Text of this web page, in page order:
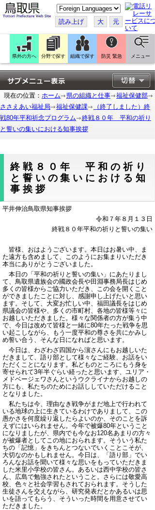
こ
の
ペ
ー
ジ
翻
訳
す
る
読み上げ 大 元
県外の方へ 分野で探す 組織で探す 防災 緊急 メニュー
現在の位置： ホーム 県の組織と仕事
福祉保健部
ささえあい福祉局
福祉保健課
（終了しました）終
戦80年平和祈念プログラム
終戦８０年 平和の祈り
と誓いの集いにおける知事挨拶
終戦８０年 平和の祈り
と誓いの集いにおける知
事挨拶
平井伸治鳥取県知事挨拶
令和７年８月１３日
終戦８０年平和の祈りと誓いの集い
皆様、おはようございます。本日はお暑い中、ま
た遠方も含めまして、このようにお集まりいただき
本当にありがとうございました。
本日の「平和の祈りと誓いの集い」にあたりまし
て、鳥取県遺族会の國政会長や田淵事務局長はじめ
多くの皆様からご協力いただき、この会を開くこと
ができましたことに対し、感謝申し上げたいと思い
ます。そして、大変お忙しい中、福田議長をはじめ
県議会の皆様や、多くの市町村、各地の皆様等々に
お越しいただきました。様々な関係者の方が集う中
で、今日は改めて皆様と一緒に80年たった戦争を思
い起こしながら、もう一度平和の尊さを共にかみし
め誓い合う、そんな日になればと思います。
今日は、わざわざ四国から濵さんにもお越しいた
だきまして、語り部として様々なご経験、お話をい
ただくことになります。私どものところにもう身を
寄せられて3年半ぐらい経ったと思います、ユリア・
メドベージェワさんというウクライナからお越しの
方にも、私たちのためにお話ししていただけること
となりました。
私たちは今、理由なき戦争がまだ地上で行われて
いる地球の上に生きているわけでありまして、この
愚かさを何度繰り返したらよいのか、そのことを訴
えずにはいられません。今年で被爆80年ということ
になりましたが、県内でも今なお120名あまりの方々
が被爆者としてこの地におられます。そういう私た
ちの「記憶」をきちんとつないでいくことこそが、
大切なのかもしれません。今日は、「語り部」でい
ろんなお話を聞いて様々な思いをもっていただきま
した米里小学校の皆さん。あるいは西中学校の皆さ
ん、広島で勉強されたということ。さらには敬愛高
校、色々と社会学習もされておられます。そうした
生徒さんを交えながら、研究発表だとかあるいは思
いを語ってもらう、そういった時間を用意させてい
ただきました。